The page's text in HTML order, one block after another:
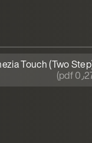
Touch (Two